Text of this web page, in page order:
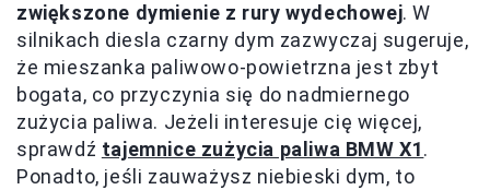
zwiększone dymienie z rury wydechowej. W
silnikach diesla czarny dym zazwyczaj sugeruje,
że mieszanka paliwowo-powietrzna jest zbyt
bogata, co przyczynia się do nadmiernego
zużycia paliwa. Jeżeli interesuje cię więcej,
sprawdź tajemnice zużycia paliwa BMW X1.
Ponadto, jeśli zauważysz niebieski dym, to